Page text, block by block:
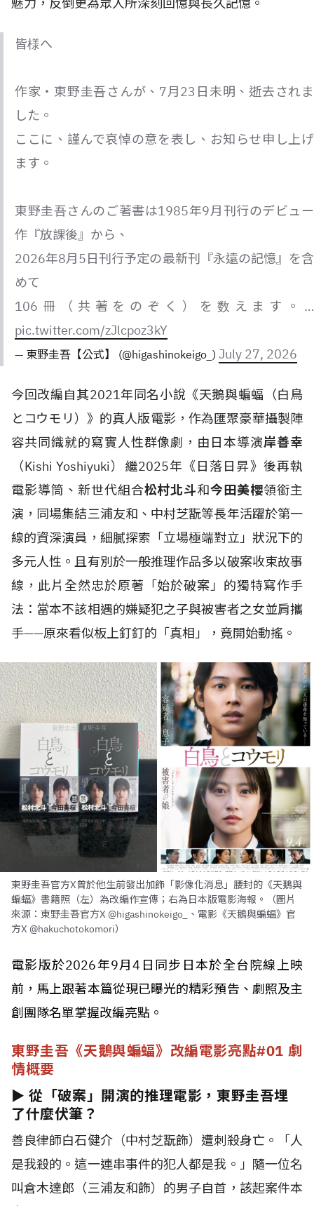
魅力，反倒更為眾人所深刻回憶與長久記憶。
皆様へ
作家・東野圭吾さんが、7月23日未明、逝去されま
した。
ここに、謹んで哀悼の意を表し、お知らせ申し上げ
ます。
東野圭吾さんのご著書は1985年9月刊行のデビュー
作『放課後』から、
2026年8月5日刊行予定の最新刊『永遠の記憶』を含
めて
106冊（共著をのぞく）を数えます。…
pic.twitter.com/zJlcpoz3kY
— 東野圭吾【公式】 (@higashinokeigo_) July 27, 2026
今回改編自其2021年同名小說《天鵝與蝙蝠（白鳥
とコウモリ）》的真人版電影，作為匯聚豪華攝製陣
容共同織就的寫實人性群像劇，由日本導演岸善幸
（Kishi Yoshiyuki）繼2025年《日落日昇》後再執
電影導筒、新世代組合松村北斗和今田美櫻領銜主
演，同場集結三浦友和、中村芝翫等長年活躍於第一
線的資深演員，細膩探索「立場極端對立」狀況下的
多元人性。且有別於一般推理作品多以破案收束故事
線，此片全然忠於原著「始於破案」的獨特寫作手
法：當本不該相遇的嫌疑犯之子與被害者之女並肩攜
手——原來看似板上釘釘的「真相」，竟開始動搖。
東野圭吾官方X曾於他生前發出加飾「影像化消息」腰封的《天鵝與
蝙蝠》書籍照（左）為改編作宣傳；右為日本版電影海報。（圖片
來源：東野圭吾官方X @higashinokeigo_、電影《天鵝與蝙蝠》官
方X @hakuchotokomori）
電影版於2026年9月4日同步日本於全台院線上映
前，馬上跟著本篇從現已曝光的精彩預告、劇照及主
創團隊名單掌握改編亮點。
東野圭吾《天鵝與蝙蝠》改編電影亮點#01 劇
情概要
► 從「破案」開演的推理電影，東野圭吾埋
了什麼伏筆？
善良律師白石健介（中村芝翫飾）遭刺殺身亡。「人
是我殺的。這一連串事件的犯人都是我。」隨一位名
叫倉木達郎（三浦友和飾）的男子自首，該起案件本